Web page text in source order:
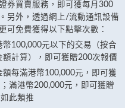
券買賣服務，即可獲每月300
另外，透過網上/流動通訊設備
可免費獲得以下點擊次數：
幣100,000元以下的交易（按合
額計算），即可獲贈200次報價
額每滿港幣100,000元，即可獲
滿港幣200,000元，即可獲贈
此類推